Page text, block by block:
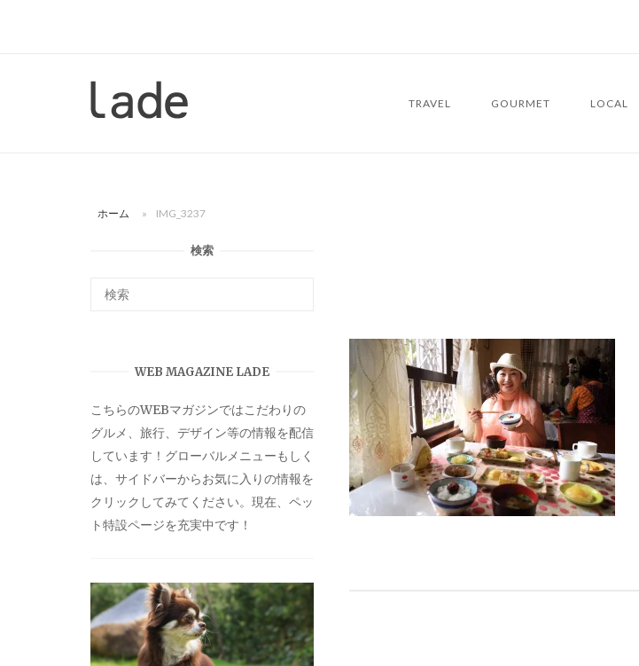
ー
TRAVEL GOURMET LOCAL
ホーム » IMG_3237
検索
WEB MAGAZINE LADE
こちらのWEBマガジンではこだわりの
グルメ、旅行、デザイン等の情報を配信
しています！グローバルメニューもしく
は、サイドバーからお気に入りの情報を
クリックしてみてください。現在、ペッ
ト特設ページを充実中です！